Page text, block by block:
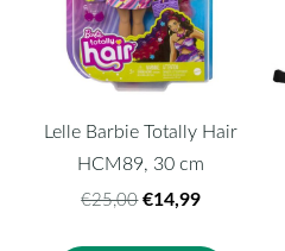
Lelle Barbie Totally Hair
HCM89, 30 cm
€25,00 €14,99